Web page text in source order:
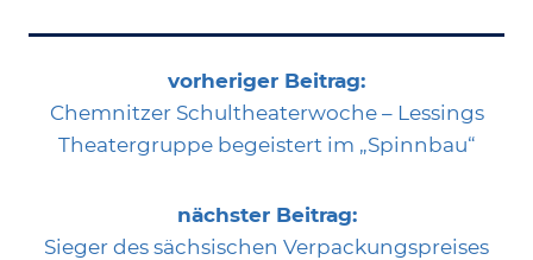
vorheriger Beitrag:
Chemnitzer Schultheaterwoche – Lessings
Theatergruppe begeistert im „Spinnbau“
nächster Beitrag:
Sieger des sächsischen Verpackungspreises